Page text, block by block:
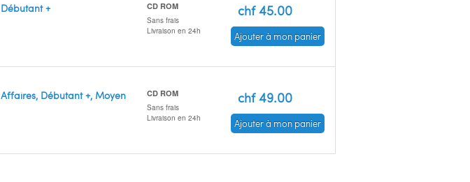
Débutant + CD ROM
Sans frais
Livraison en 24h
chf 45.00
Ajouter à mon panier
Affaires, Débutant +, Moyen CD ROM
Sans frais
Livraison en 24h
chf 49.00
Ajouter à mon panier